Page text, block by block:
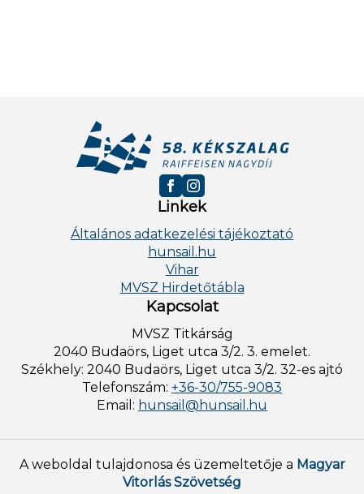
Linkek
Általános adatkezelési tájékoztató
hunsail.hu
Vihar
MVSZ Hirdetőtábla
Kapcsolat
MVSZ Titkárság
2040 Budaörs, Liget utca 3/2. 3. emelet.
Székhely: 2040 Budaörs, Liget utca 3/2. 32-es ajtó
Telefonszám: +36-30/755-9083
Email: hunsail@hunsail.hu
A weboldal tulajdonosa és üzemeltetője a Magyar
Vitorlás Szövetség